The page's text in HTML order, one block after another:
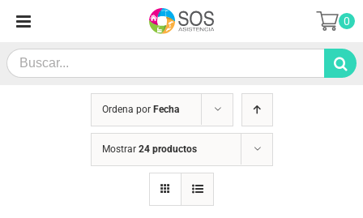
contenido
Search
for:
0
Ordena por Fecha
Mostrar 24 productos